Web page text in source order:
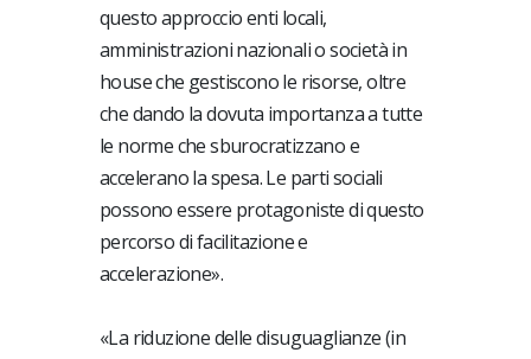
questo approccio enti locali,
amministrazioni nazionali o società in
house che gestiscono le risorse, oltre
che dando la dovuta importanza a tutte
le norme che sburocratizzano e
accelerano la spesa. Le parti sociali
possono essere protagoniste di questo
percorso di facilitazione e
accelerazione».
«La riduzione delle disuguaglianze (in